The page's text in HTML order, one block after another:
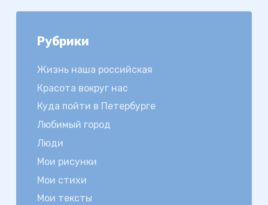
Рубрики
Жизнь наша российская
Красота вокруг нас
Куда пойти в Петербурге
Любимый город
Люди
Мои рисунки
Мои стихи
Мои тексты